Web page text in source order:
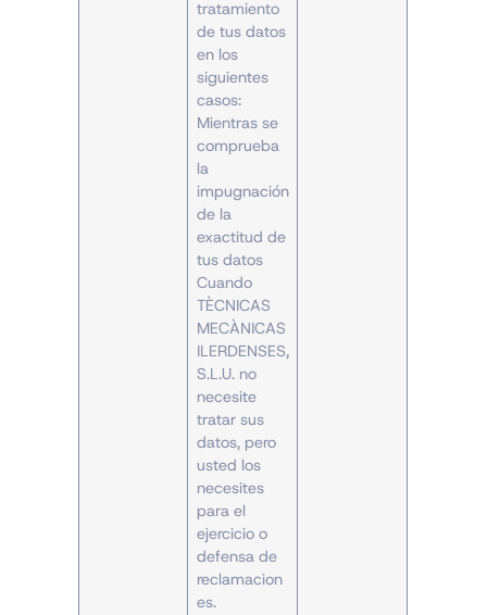
tratamiento
de tus datos
en los
siguientes
casos:
Mientras se
comprueba
la
impugnación
de la
exactitud de
tus datos
Cuando
TÈCNICAS
MECÀNICAS
ILERDENSES,
S.L.U. no
necesite
tratar sus
datos, pero
usted los
necesites
para el
ejercicio o
defensa de
reclamacion
es.